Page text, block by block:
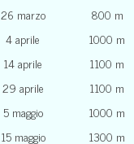
26 marzo
800 m
4 aprile
1000 m
14 aprile
1100 m
29 aprile
1100 m
5 maggio
1000 m
15 maggio
1300 m